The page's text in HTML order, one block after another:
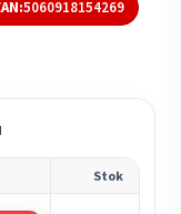
5060918154269
Stok